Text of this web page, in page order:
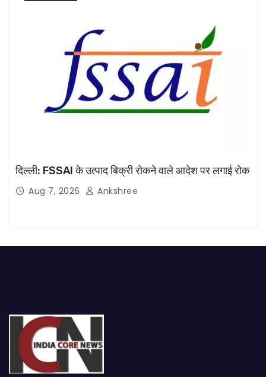
दिल्ली: FSSAI के उत्पाद बिक्री रोकने वाले आदेश पर लगाई रोक
Aug 7, 2026 Ankshree